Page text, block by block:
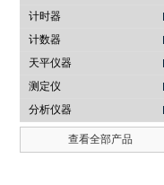
计时器
计数器
天平仪器
测定仪
分析仪器
查看全部产品